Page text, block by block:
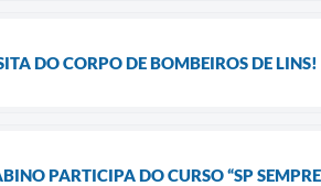
DO CORPO DE BOMBEIROS DE LINS!
PARTICIPA DO CURSO “SP